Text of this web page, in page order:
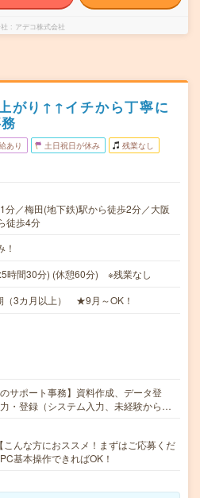
アデコ株式会社
がり↑↑イチから丁寧に
あり 土日祝日が休み 残業なし
分／梅田(地下鉄)駅から徒歩2分／大阪
徒歩4分
時間30分) (休憩60分) ※残業なし
（3カ月以上） ★9月～OK！
のサポート事務】資料作成、データ登
・登録（システム入力、未経験から…
こんな方におススメ！まずはご応募くだ
基本操作できればOK！